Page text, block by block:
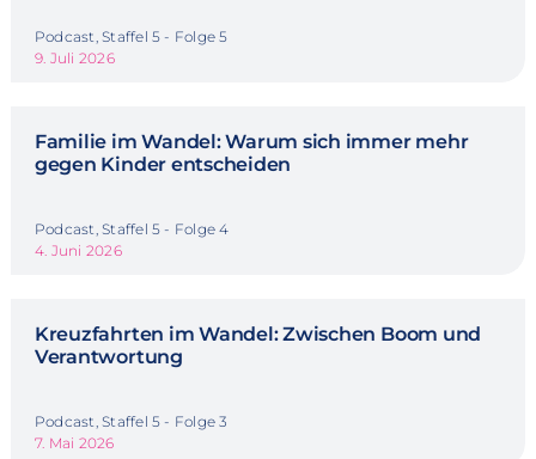
Podcast, Staffel 5 - Folge 5
9. Juli 2026
Familie im Wandel: Warum sich immer mehr
gegen Kinder entscheiden
Podcast, Staffel 5 - Folge 4
4. Juni 2026
Kreuzfahrten im Wandel: Zwischen Boom und
Verantwortung
Podcast, Staffel 5 - Folge 3
7. Mai 2026